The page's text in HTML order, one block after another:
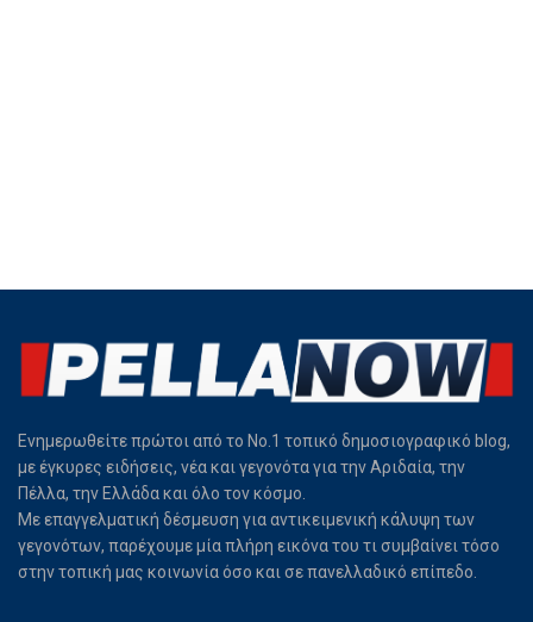
Ενημερωθείτε πρώτοι από το Νο.1 τοπικό δημοσιογραφικό blog,
με έγκυρες ειδήσεις, νέα και γεγονότα για την Αριδαία, την
Πέλλα, την Ελλάδα και όλο τον κόσμο.
Με επαγγελματική δέσμευση για αντικειμενική κάλυψη των
γεγονότων, παρέχουμε μία πλήρη εικόνα του τι συμβαίνει τόσο
στην τοπική μας κοινωνία όσο και σε πανελλαδικό επίπεδο.